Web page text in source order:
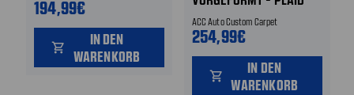
194,99€
shopping_cart
IN DEN
WARENKORB
ACC Auto Custom Carpet
254,99€
shopping_cart
IN DEN
WARENKORB